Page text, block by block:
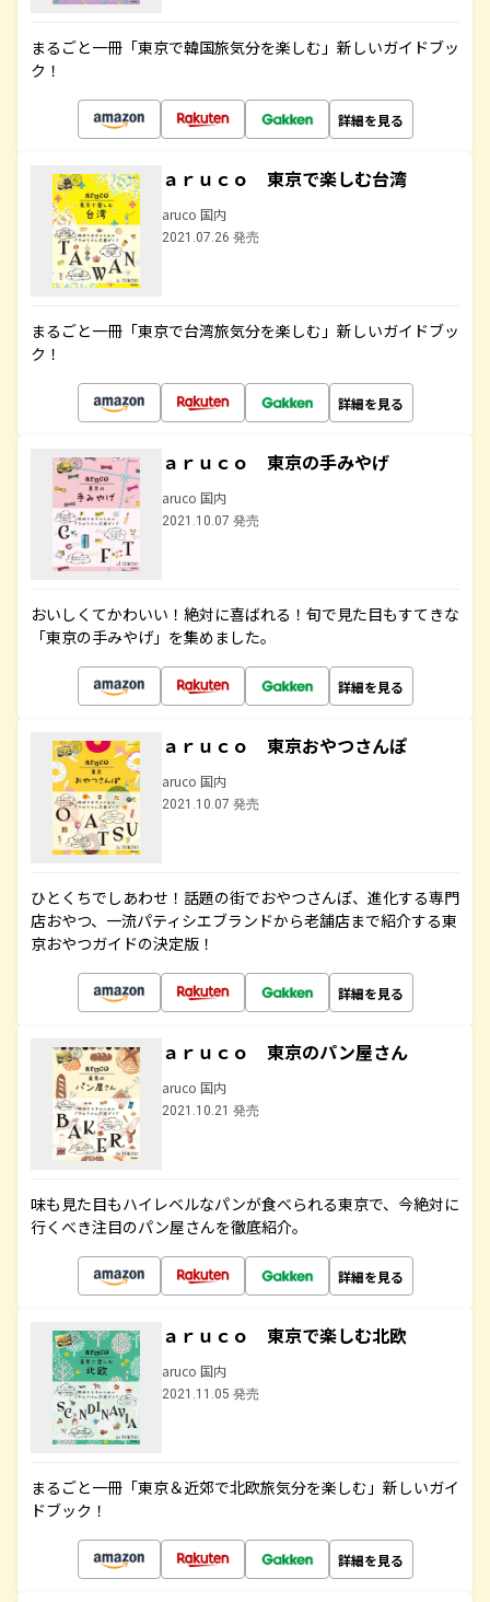
まるごと一冊「東京で韓国旅気分を楽しむ」新しいガイドブッ
ク！
詳細を見る
ａｒｕｃｏ 東京で楽しむ台湾
aruco 国内
2021.07.26 発売
まるごと一冊「東京で台湾旅気分を楽しむ」新しいガイドブッ
ク！
詳細を見る
ａｒｕｃｏ 東京の手みやげ
aruco 国内
2021.10.07 発売
おいしくてかわいい！絶対に喜ばれる！旬で見た目もすてきな
「東京の手みやげ」を集めました。
詳細を見る
ａｒｕｃｏ 東京おやつさんぽ
aruco 国内
2021.10.07 発売
ひとくちでしあわせ！話題の街でおやつさんぽ、進化する専門
店おやつ、一流パティシエブランドから老舗店まで紹介する東
京おやつガイドの決定版！
詳細を見る
ａｒｕｃｏ 東京のパン屋さん
aruco 国内
2021.10.21 発売
味も見た目もハイレベルなパンが食べられる東京で、今絶対に
行くべき注目のパン屋さんを徹底紹介。
詳細を見る
ａｒｕｃｏ 東京で楽しむ北欧
aruco 国内
2021.11.05 発売
まるごと一冊「東京＆近郊で北欧旅気分を楽しむ」新しいガイ
ドブック！
詳細を見る